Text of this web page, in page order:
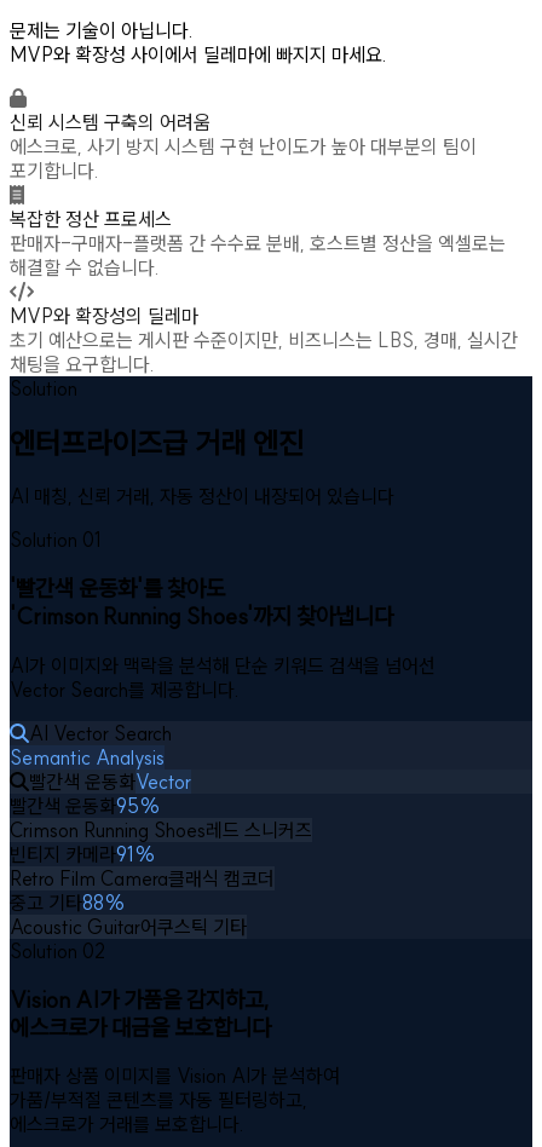
문제는 기술이 아닙니다.
MVP와 확장성 사이에서 딜레마에 빠지지 마세요.
신뢰 시스템 구축의 어려움
에스크로, 사기 방지 시스템 구현 난이도가 높아 대부분의 팀이
포기합니다.
복잡한 정산 프로세스
판매자-구매자-플랫폼 간 수수료 분배, 호스트별 정산을 엑셀로는
해결할 수 없습니다.
MVP와 확장성의 딜레마
초기 예산으로는 게시판 수준이지만, 비즈니스는 LBS, 경매, 실시간
채팅을 요구합니다.
Solution
엔터프라이즈급 거래 엔진
AI 매칭, 신뢰 거래, 자동 정산이 내장되어 있습니다
Solution 01
'빨간색 운동화'를 찾아도
'Crimson Running Shoes'까지 찾아냅니다
AI가 이미지와 맥락을 분석해 단순 키워드 검색을 넘어선
Vector Search를 제공합니다.
AI Vector Search
Semantic Analysis
빨간색 운동화Vector
빨간색 운동화95%
Crimson Running Shoes레드 스니커즈
빈티지 카메라91%
Retro Film Camera클래식 캠코더
중고 기타88%
Acoustic Guitar어쿠스틱 기타
Solution 02
Vision AI가 가품을 감지하고,
에스크로가 대금을 보호합니다
판매자 상품 이미지를 Vision AI가 분석하여
가품/부적절 콘텐츠를 자동 필터링하고,
에스크로가 거래를 보호합니다.